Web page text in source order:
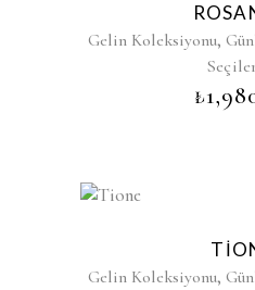
Gelin Koleksiyonu,
₺
Gelin Koleksiyonu,